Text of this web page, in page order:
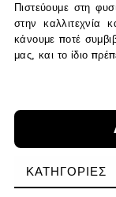
Πιστεύουμε στη
στην καλλιτεχνία
κάνουμε ποτέ
μας, και το ίδιο
ΚΑΤΗΓΟΡΊΕΣ